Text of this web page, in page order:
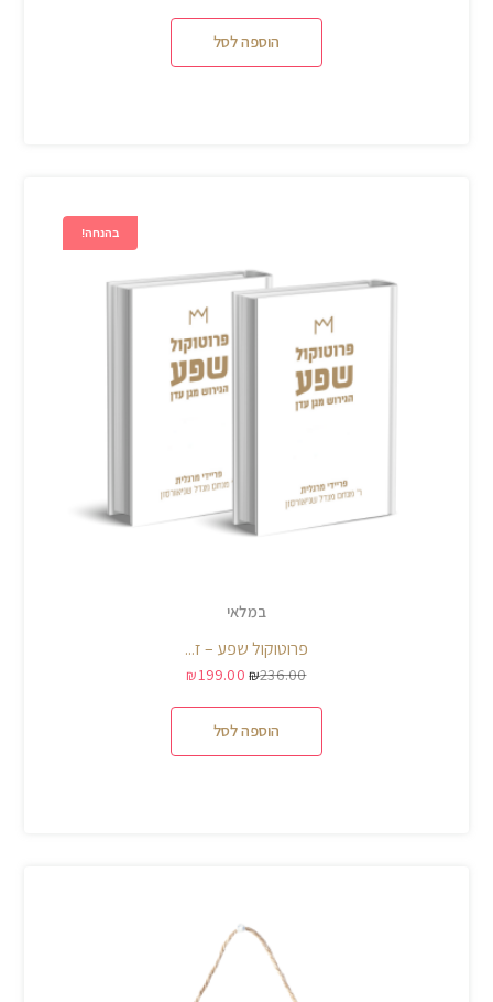
הוספה לסל
בהנחה!
במלאי
פרוטוקול שפע – ז...
₪236.00
₪199.00
הוספה לסל